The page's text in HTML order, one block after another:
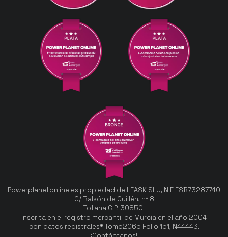
Powerplanetonline es propiedad de LEASK SLU, NIF ESB73287740
C/ Balsón de Guillén, nº 8
Totana C.P. 30850
Inscrita en el registro mercantil de Murcia en el año 2004
con datos registrales* Tomo2065 Folio 151, N44443.